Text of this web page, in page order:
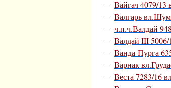
—Вайгач 4079/
—Валгарь
—ч.п.ч.Валдай
—Валдай III
—Ванда-Пурга
—Варнак
—Веста 7283/16